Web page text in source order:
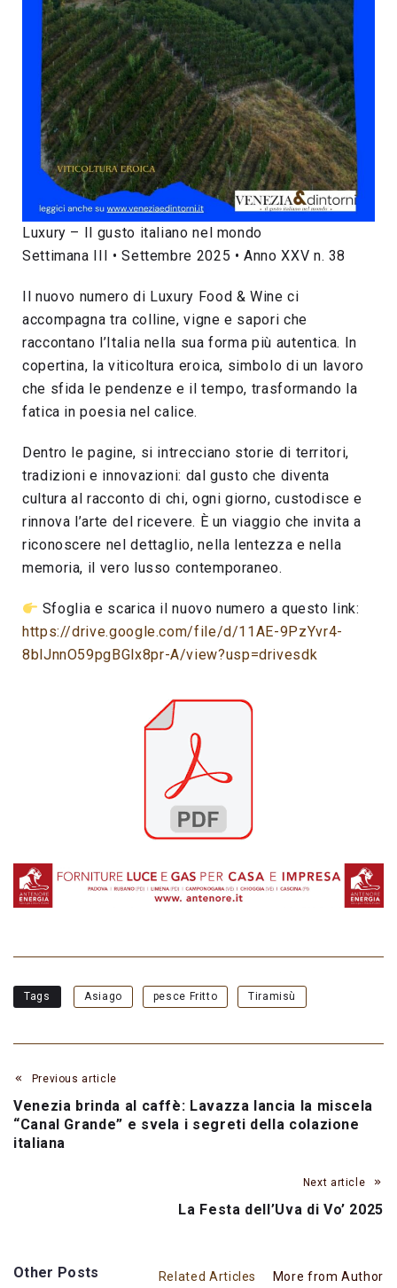
Luxury – Il gusto italiano nel mondo
Settimana III • Settembre 2025 • Anno XXV n. 38
Il nuovo numero di Luxury Food & Wine ci
accompagna tra colline, vigne e sapori che
raccontano l’Italia nella sua forma più autentica. In
copertina, la viticoltura eroica, simbolo di un lavoro
che sfida le pendenze e il tempo, trasformando la
fatica in poesia nel calice.
Dentro le pagine, si intrecciano storie di territori,
tradizioni e innovazioni: dal gusto che diventa
cultura al racconto di chi, ogni giorno, custodisce e
rinnova l’arte del ricevere. È un viaggio che invita a
riconoscere nel dettaglio, nella lentezza e nella
memoria, il vero lusso contemporaneo.
Sfoglia e scarica il nuovo numero a questo link:
https://drive.google.com/file/d/11AE-9PzYvr4-
8blJnnO59pgBGlx8pr-A/view?usp=drivesdk
Tags Asiago pesce Fritto Tiramisù
Previous article
Venezia brinda al caffè: Lavazza lancia la miscela
“Canal Grande” e svela i segreti della colazione
italiana
Next article
La Festa dell’Uva di Vo’ 2025
Other Posts Related Articles More from Author